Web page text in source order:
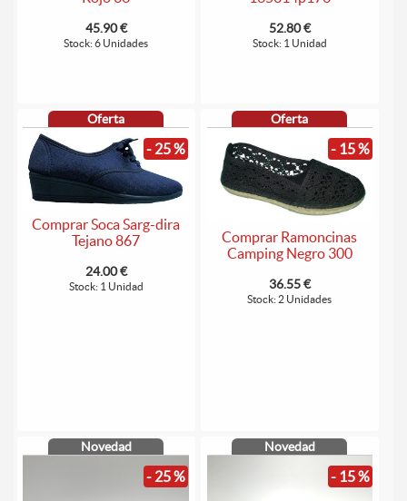
45.90 €
Stock: 6 Unidades
52.80 €
Stock: 1 Unidad
Oferta
- 25 %
Comprar Soca Sarg-dira
Tejano 867
24.00 €
Stock: 1 Unidad
Oferta
- 15 %
Comprar Ramoncinas
Camping Negro 300
36.55 €
Stock: 2 Unidades
Novedad
- 25 %
Novedad
- 15 %